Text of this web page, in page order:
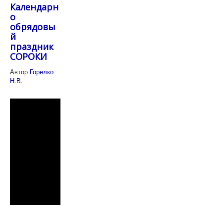
Календарн
о
обрядовы
й
праздник
СОРОКИ
Автор Горелко
Н.В.